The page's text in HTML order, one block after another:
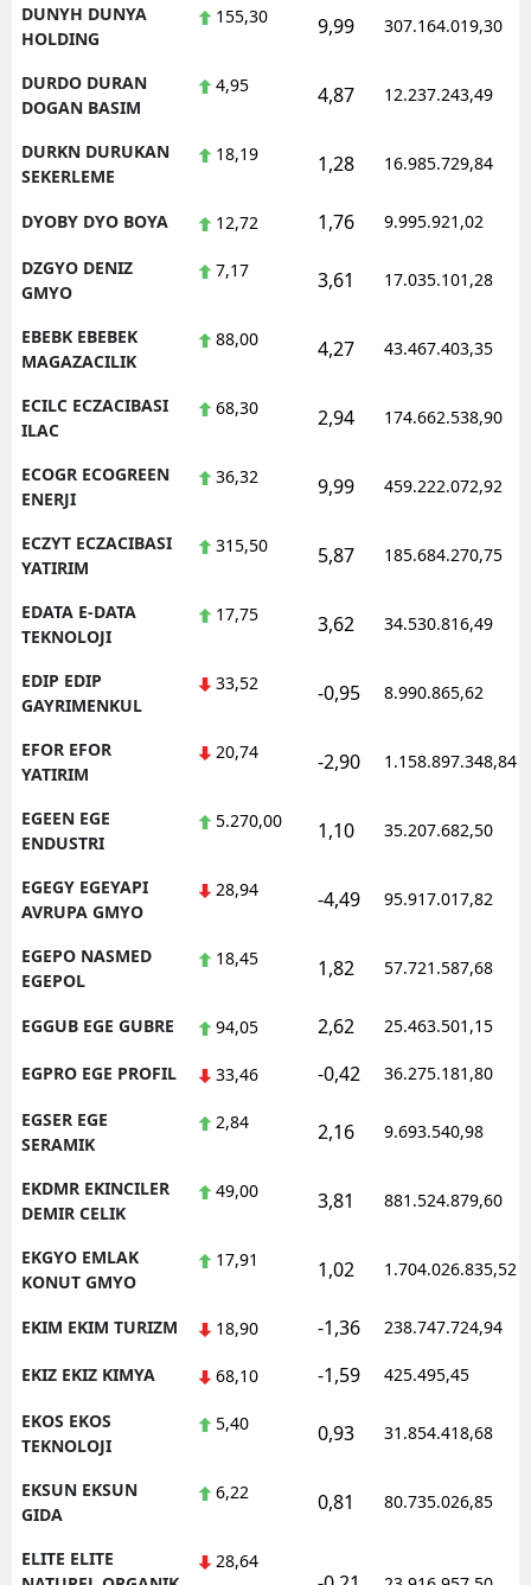
DUNYH DUNYA
HOLDING
155,30 9,99 307.164.019,30
DURDO DURAN
DOGAN BASIM
4,95 4,87 12.237.243,49
DURKN DURUKAN
SEKERLEME
18,19 1,28 16.985.729,84
DYOBY DYO BOYA 12,72 1,76 9.995.921,02
DZGYO DENIZ
GMYO
7,17 3,61 17.035.101,28
EBEBK EBEBEK
MAGAZACILIK
88,00 4,27 43.467.403,35
ECILC ECZACIBASI
ILAC
68,30 2,94 174.662.538,90
ECOGR ECOGREEN
ENERJI
36,32 9,99 459.222.072,92
ECZYT ECZACIBASI
YATIRIM
315,50 5,87 185.684.270,75
EDATA E-DATA
TEKNOLOJI
17,75 3,62 34.530.816,49
EDIP EDIP
GAYRIMENKUL
33,52 -0,95 8.990.865,62
EFOR EFOR
YATIRIM
20,74 -2,90 1.158.897.348,84
EGEEN EGE
ENDUSTRI
5.270,00 1,10 35.207.682,50
EGEGY EGEYAPI
AVRUPA GMYO
28,94 -4,49 95.917.017,82
EGEPO NASMED
EGEPOL
18,45 1,82 57.721.587,68
EGGUB EGE GUBRE 94,05 2,62 25.463.501,15
EGPRO EGE PROFIL 33,46 -0,42 36.275.181,80
EGSER EGE
SERAMIK
2,84 2,16 9.693.540,98
EKDMR EKINCILER
DEMIR CELIK
49,00 3,81 881.524.879,60
EKGYO EMLAK
KONUT GMYO
17,91 1,02 1.704.026.835,52
EKIM EKIM TURIZM 18,90 -1,36 238.747.724,94
EKIZ EKIZ KIMYA 68,10 -1,59 425.495,45
EKOS EKOS
TEKNOLOJI
5,40 0,93 31.854.418,68
EKSUN EKSUN
GIDA
6,22 0,81 80.735.026,85
ELITE ELITE
28,64